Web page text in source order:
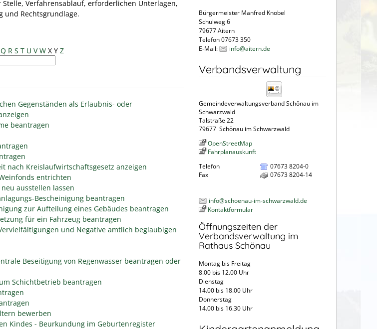
Verfahrensablauf, erforderlichen Unterlagen,
und Rechtsgrundlage.
Q R S T U V W X Y Z
Gegenständen als Erlaubnis- oder
beantragen
nach Kreislaufwirtschaftsgesetz anzeigen
entrichten
ausstellen lassen
Bescheinigung beantragen
zur Aufteilung eines Gebäudes beantragen
für ein Fahrzeug beantragen
und Negative amtlich beglaubigen
Beseitigung von Regenwasser beantragen oder
Schichtbetrieb beantragen
bewerben
Kindes - Beurkundung im Geburtenregister
Bürgermeister Manfred Knobel
Schulweg 6
79677 Aitern
Telefon 07673 350
E-Mail:
info@aitern.de
Verbandsverwaltung
Gemeindeverwaltungsverband Schönau im
Schwarzwald
Talstraße 22
79677 Schönau im Schwarzwald
OpenStreetMap
Fahrplanauskunft
Telefon
07673 8204-0
Fax
07673 8204-14
info@schoenau-im-schwarzwald.de
Kontaktformular
Öffnungszeiten der
Verbandsverwaltung im
Rathaus Schönau
Montag bis Freitag
8.00 bis 12.00 Uhr
Dienstag
14.00 bis 18.00 Uhr
Donnerstag
14.00 bis 16.30 Uhr